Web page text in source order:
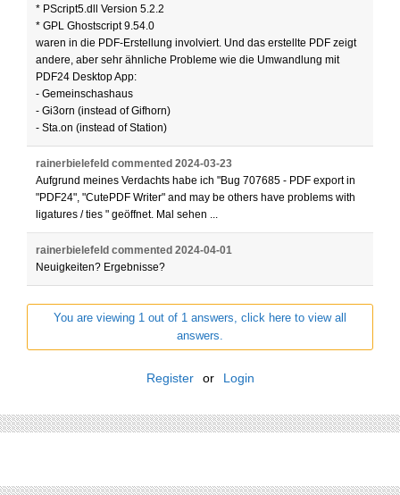
* PScript5.dll Version 5.2.2
* GPL Ghostscript 9.54.0
waren in die PDF-Erstellung involviert. Und das erstellte PDF zeigt
andere, aber sehr ähnliche Probleme wie die Umwandlung mit
PDF24 Desktop App:
- Gemeinschashaus
- Gi3orn (instead of Gifhorn)
- Sta.on (instead of Station)
rainerbielefeld commented 2024-03-23
Aufgrund meines Verdachts habe ich "Bug 707685 - PDF export in
"PDF24", "CutePDF Writer" and may be others have problems with
ligatures / ties " geöffnet. Mal sehen ...
rainerbielefeld commented 2024-04-01
Neuigkeiten? Ergebnisse?
You are viewing 1 out of 1 answers, click here to view all
answers.
Register or Login